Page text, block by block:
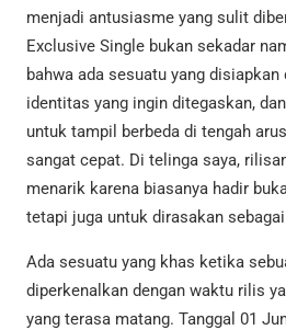
menjadi antusiasme yang sulit
Exclusive Single bukan sekadar
bahwa ada sesuatu yang disiapkan
identitas yang ingin ditegaskan,
untuk tampil berbeda di tengah
sangat cepat. Di telinga saya,
menarik karena biasanya hadir
tetapi juga untuk dirasakan
Ada sesuatu yang khas ketika
diperkenalkan dengan waktu rilis
yang terasa matang. Tanggal 01